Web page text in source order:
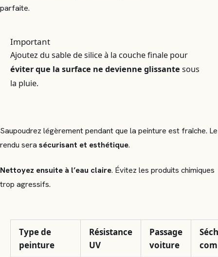
parfaite.
Important
Ajoutez du sable de silice à la couche finale pour
éviter que la surface ne devienne glissante sous
la pluie.
Saupoudrez légèrement pendant que la peinture est fraîche. Le
rendu sera sécurisant et esthétique.
Nettoyez ensuite à l’eau claire. Évitez les produits chimiques
trop agressifs.
Type de
peinture
Résistance
UV
Passage
voiture